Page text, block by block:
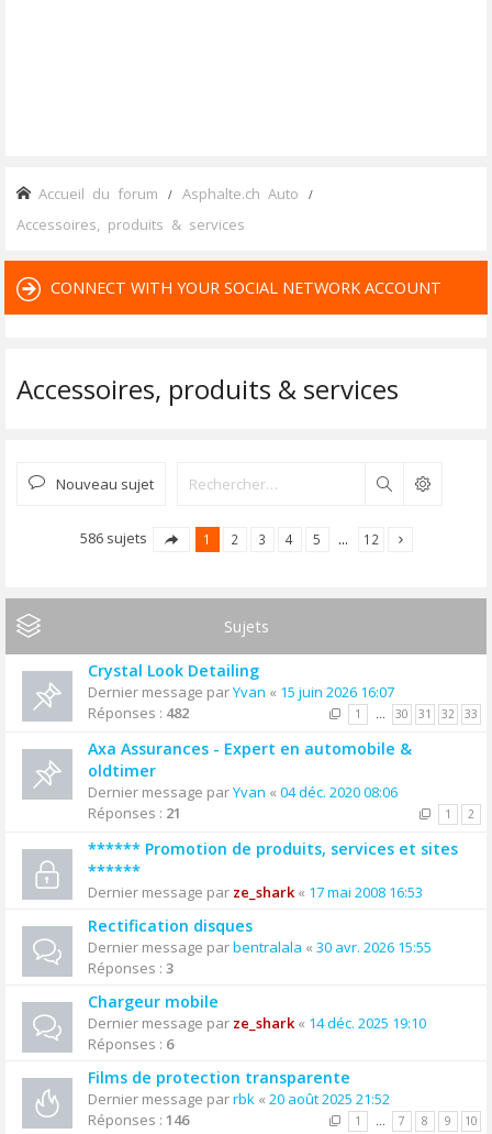
Accueil du forum Asphalte.ch Auto
Accessoires, produits & services
CONNECT WITH YOUR SOCIAL NETWORK ACCOUNT
Accessoires, produits & services
Nouveau sujet Rechercher
586 sujets 1 2 3 4 5 … 12
Sujets
Crystal Look Detailing
Dernier message parYvan « 15 juin 2026 16:07
Réponses : 482 1 … 30 31 32 33
Axa Assurances - Expert en automobile &
oldtimer
Dernier message parYvan « 04 déc. 2020 08:06
Réponses : 21 1 2
****** Promotion de produits, services et sites
******
Dernier message par ze_shark« 17 mai 2008 16:53
Rectification disques
Dernier message parbentralala « 30 avr. 2026 15:55
Réponses : 3
Chargeur mobile
Dernier message par ze_shark« 14 déc. 2025 19:10
Réponses : 6
Films de protection transparente
Dernier message parrbk « 20 août 2025 21:52
Réponses : 146 1 … 7 8 9 10